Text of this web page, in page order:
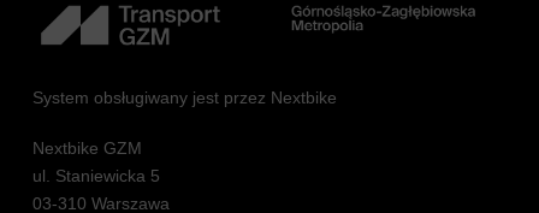
System obsługiwany jest przez Nextbike
Nextbike GZM
ul. Staniewicka 5
03-310 Warszawa